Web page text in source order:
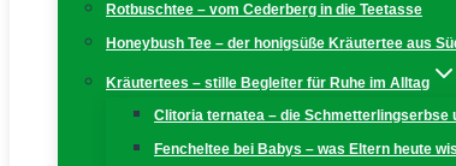
Rotbuschtee – vom Cederberg in die Teetasse
Honeybush Tee – der honigsüße Kräutertee aus
Kräutertees – stille Begleiter für Ruhe im Alltag
Clitoria ternatea – die Schmetterlingserbse
Fencheltee bei Babys – was Eltern heute